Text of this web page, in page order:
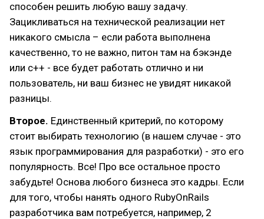
способен решить любую вашу задачу.
Зацикливаться на технической реализации нет
никакого смысла – если работа выполнена
качественно, то не важно, питон там на бэкэнде
или с++ - все будет работать отлично и ни
пользователь, ни ваш бизнес не увидят никакой
разницы.
Второе. Единственный критерий, по которому
стоит выбирать технологию (в нашем случае - это
язык программирования для разработки) - это его
популярность. Все! Про все остальное просто
забудьте! Основа любого бизнеса это кадры. Если
для того, чтобы нанять одного RubyOnRails
разработчика вам потребуется, например, 2